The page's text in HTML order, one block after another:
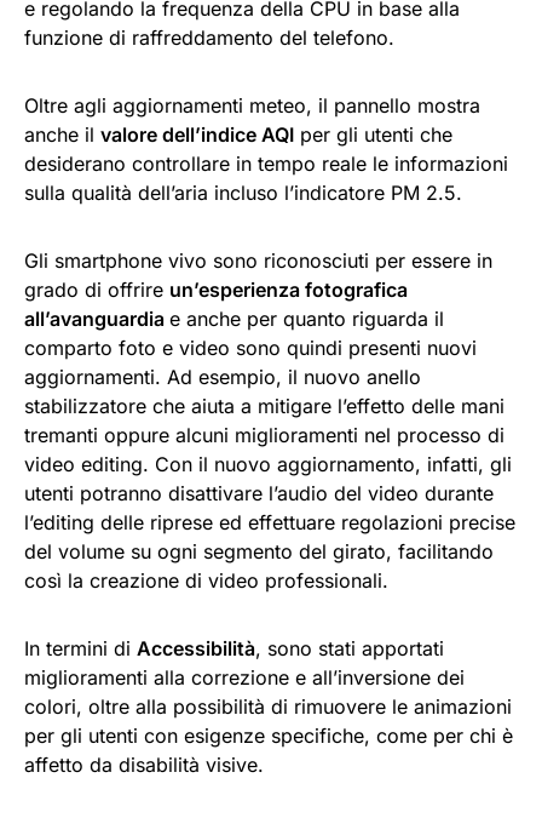
e regolando la frequenza della CPU in base alla
funzione di raffreddamento del telefono.
Oltre agli aggiornamenti meteo, il pannello mostra
anche il valore dell’indice AQI per gli utenti che
desiderano controllare in tempo reale le informazioni
sulla qualità dell’aria incluso l’indicatore PM 2.5.
Gli smartphone vivo sono riconosciuti per essere in
grado di offrire un’esperienza fotografica
all’avanguardia e anche per quanto riguarda il
comparto foto e video sono quindi presenti nuovi
aggiornamenti. Ad esempio, il nuovo anello
stabilizzatore che aiuta a mitigare l’effetto delle mani
tremanti oppure alcuni miglioramenti nel processo di
video editing. Con il nuovo aggiornamento, infatti, gli
utenti potranno disattivare l’audio del video durante
l’editing delle riprese ed effettuare regolazioni precise
del volume su ogni segmento del girato, facilitando
così la creazione di video professionali.
In termini di Accessibilità, sono stati apportati
miglioramenti alla correzione e all’inversione dei
colori, oltre alla possibilità di rimuovere le animazioni
per gli utenti con esigenze specifiche, come per chi è
affetto da disabilità visive.